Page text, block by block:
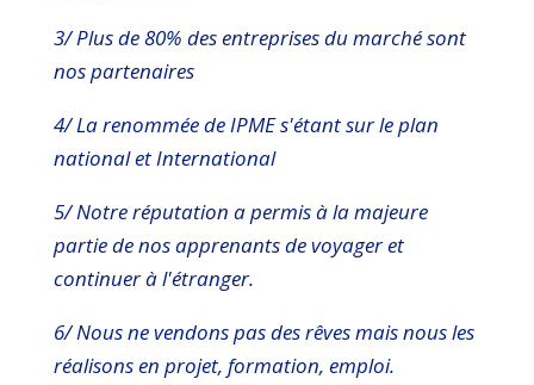
3/ Plus de 80% des entreprises du marché sont
nos partenaires
4/ La renommée de IPME s'étant sur le plan
national et International
5/ Notre réputation a permis à la majeure
partie de nos apprenants de voyager et
continuer à l'étranger.
6/ Nous ne vendons pas des rêves mais nous les
réalisons en projet, formation, emploi.